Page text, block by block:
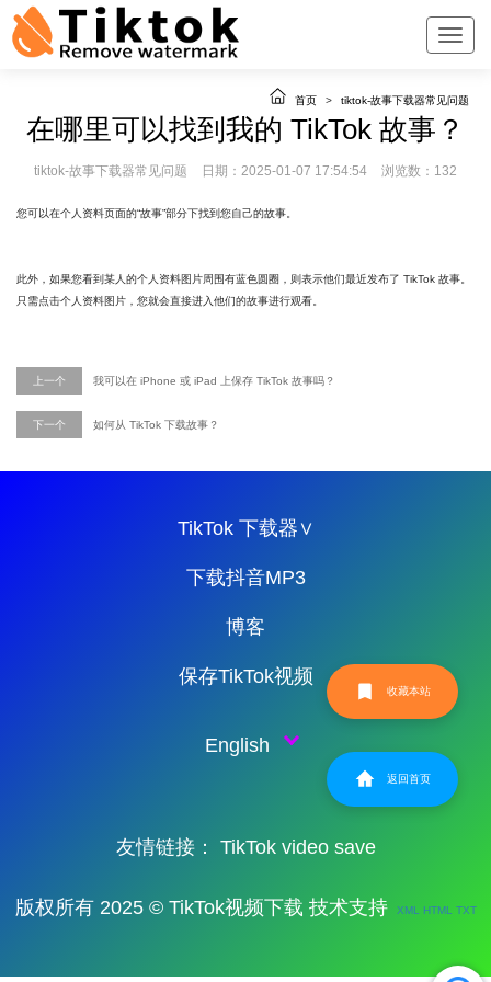
首页 > tiktok-故事下载器常见问题
在哪里可以找到我的 TikTok 故事？
tiktok-故事下载器常见问题 日期：2025-01-07 17:54:54 浏览数：132
您可以在个人资料页面的“故事”部分下找到您自己的故事。
此外，如果您看到某人的个人资料图片周围有蓝色圆圈，则表示他们最近发布了 TikTok 故事。
只需点击个人资料图片，您就会直接进入他们的故事进行观看。
上一个 我可以在 iPhone 或 iPad 上保存 TikTok 故事吗？
下一个 如何从 TikTok 下载故事？
TikTok 下载器∨
下载抖音MP3
博客
保存TikTok视频
English
友情链接： TikTok video save
版权所有 2025 © TikTok视频下载 技术支持 XML HTML TXT
收藏本站
返回首页